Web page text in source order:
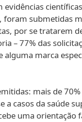
evidências
foram submetidas
por se tratarem
– 77% das
marca
mais de
casos da saúde
uma orientação